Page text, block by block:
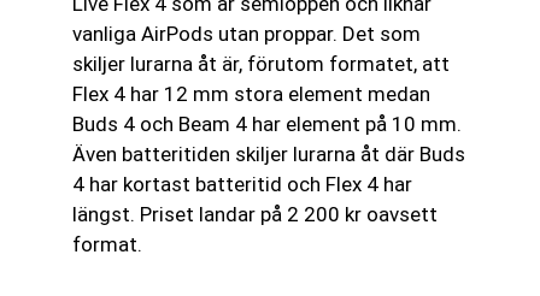
vanliga AirPods utan proppar. Det som
skiljer lurarna åt är, förutom formatet, att
Flex 4 har 12 mm stora element medan
Buds 4 och Beam 4 har element på 10 mm.
Även batteritiden skiljer lurarna åt där Buds
4 har kortast batteritid och Flex 4 har
längst. Priset landar på 2 200 kr oavsett
format.